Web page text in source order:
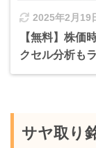
2025年2月19
【無料】株価
クセル分析も
サヤ取り